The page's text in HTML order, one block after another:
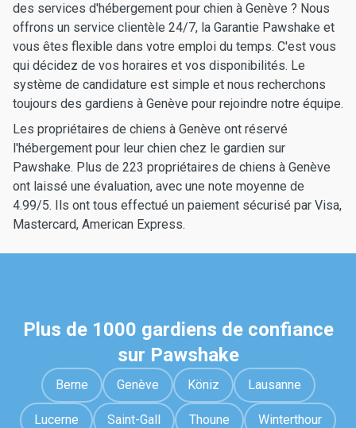
des services d'hébergement pour chien à Genève ? Nous
offrons un service clientèle 24/7, la Garantie Pawshake et
vous êtes flexible dans votre emploi du temps. C'est vous
qui décidez de vos horaires et vos disponibilités. Le
système de candidature est simple et nous recherchons
toujours des gardiens à Genève pour rejoindre notre équipe.
Les propriétaires de chiens à Genève ont réservé
l'hébergement pour leur chien chez le gardien sur
Pawshake. Plus de 223 propriétaires de chiens à Genève
ont laissé une évaluation, avec une note moyenne de
4.99/5. Ils ont tous effectué un paiement sécurisé par Visa,
Mastercard, American Express.
Plus de 1000 gardiens de confiance
sur Pawshake
Berne Genève Köniz Lausanne
Lucerne Saint-Gall Thoune Winterthour